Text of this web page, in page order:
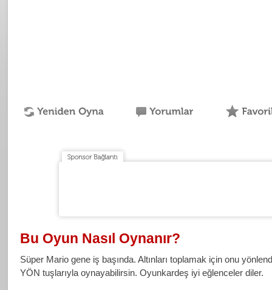
Bu Oyun Nasıl Oynanır?
Süper Mario gene iş başında. Altınları toplamak için onu
YÖN tuşlarıyla oynayabilirsin. Oyunkardeş iyi eğlenceler diler.